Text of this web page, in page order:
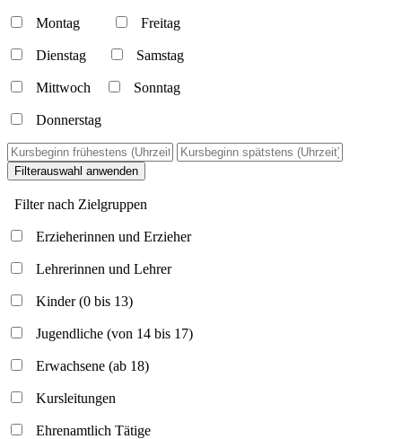
Montag Freitag
Dienstag Samstag
Mittwoch Sonntag
Donnerstag
Filterauswahl anwenden
Filter nach Zielgruppen
Erzieherinnen und Erzieher
Lehrerinnen und Lehrer
Kinder (0 bis 13)
Jugendliche (von 14 bis 17)
Erwachsene (ab 18)
Kursleitungen
Ehrenamtlich Tätige